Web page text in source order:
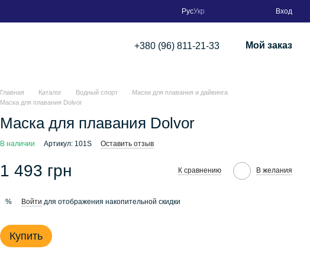
РусУкр Вход
+380 (96) 811-21-33 Мой заказ
Главная Каталог Водный спорт
Маски для плавания и дайвинга
Маска для плавания Dolvor
Маска для плавания Dolvor
В наличии Артикул: 101S Оставить отзыв
1 493 грн К сравнению В желания
% Войти для отображения накопительной скидки
Купить